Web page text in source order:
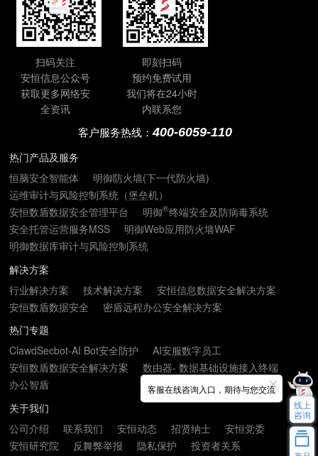
扫码关注
安恒信息公众号
获取更多网络安
全资讯
即刻扫码
预约免费试用
我们将在24小时
内联系您
客户服务热线：400-6059-110
热门产品及服务
恒脑安全智能体
明御防火墙(下一代防火墙)
运维审计与风险控制系统（堡垒机）
安恒数盾数据安全管理平台
明御®终端安全及防病毒系统
安全托管运营服务MSS
明御Web应用防火墙WAF
明御数据库审计与风险控制系统
解决方案
行业解决方案
技术解决方案
安恒信息数据安全解决方案
安恒数盾数据安全
密盾远程办公安全解决方案
热门专题
ClawdSecbot-AI Bot安全防护
AI安服数字员工
安恒数盾数据安全解决方案
数由器- 数据基础设施接入终端
办公智盾
关于我们
公司介绍
联系我们 安恒动态 招贤纳士
安恒党委
安恒研究院
反舞弊举报 隐私保护 投资者关系
客服在线咨询入口，期待与您交流
线上
咨询